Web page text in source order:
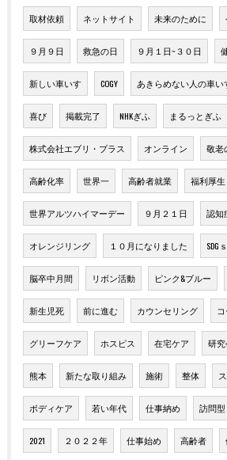
取材依頼 ネットサイト 未来のために
９月９日 救急の日 ９月１日~３０日
新しい車いす COGY あきらめない人の車い
喜び 掲載完了 NHKぎふ まるっとぎふ
株式会社エブリ・プラス オンライン 敬老
高齢化率 世界一 高齢者就業 福利厚生
世界アルツハイマーデー ９月２１日 認知
オレンジリング １０月になりました SDGｓ
脳卒中月間 リボン活動 ピンク&ブルー
新生児死 前に進む カウンセリング
グリーフケア ホスピス 在宅ケア 研
熊本 新たな取り組み 施術 整体
ボディケア 若い年代 仕事納め 訪問型
2021 ２０２２年 仕事始め 高齢者